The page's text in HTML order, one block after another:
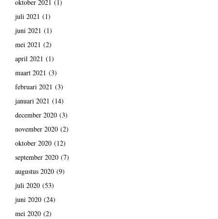
oktober 2021 (1)
juli 2021 (1)
juni 2021 (1)
mei 2021 (2)
april 2021 (1)
maart 2021 (3)
februari 2021 (3)
januari 2021 (14)
december 2020(3)
november 2020(2)
oktober 2020(12)
september 2020(7)
augustus 2020(9)
juli 2020(53)
juni 2020(24)
mei 2020(2)